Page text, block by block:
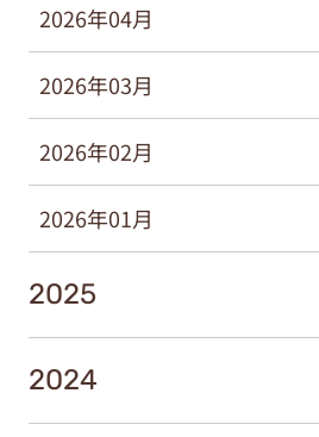
2026年04月
2026年03月
2026年02月
2026年01月
2025
2024